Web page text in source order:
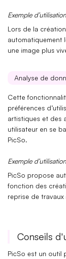
Exemple d’utilisation
Lors de la
automatiquement
une image plus
Analyse de
Cette
préférences
artistiques et des
utilisateur en se
PicSo.
Exemple d’utilisation
PicSo propose
fonction des
reprise de
Conseils
PicSo est un outil